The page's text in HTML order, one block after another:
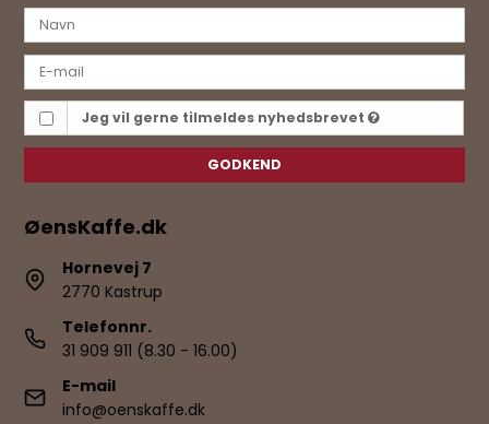
Jeg vil gerne tilmeldes nyhedsbrevet
GODKEND
ØensKaffe.dk
Hornevej 7
2770 Kastrup
Telefonnr.
31 909 911 (8.30 - 16.00)
E-mail
info@oenskaffe.dk